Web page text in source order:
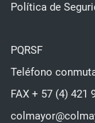
Política de
PQRSF
Teléfono
FAX + 57 (4) 421